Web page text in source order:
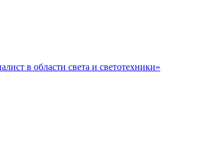
в области света и светотехники»